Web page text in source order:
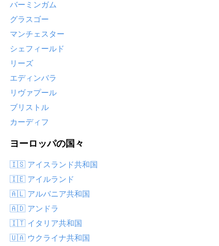
バーミンガム
グラスゴー
マンチェスター
シェフィールド
リーズ
エディンバラ
リヴァプール
ブリストル
カーディフ
ヨーロッパの国々
🇮🇸 アイスランド共和国
🇮🇪 アイルランド
🇦🇱 アルバニア共和国
🇦🇩 アンドラ
🇮🇹 イタリア共和国
🇺🇦 ウクライナ共和国